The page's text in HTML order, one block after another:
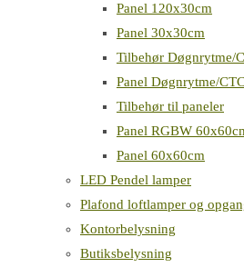
Panel 120x30cm
Panel 30x30cm
Tilbehør Døgnrytme/
Panel Døgnrytme/
Tilbehør til paneler
Panel RGBW
Panel 60x60cm
LED Pendel lamper
Plafond loftlamper og
Kontorbelysning
Butiksbelysning